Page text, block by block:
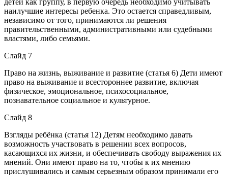
наилучшие интересы ребенка. Это остается справедливым,
независимо от того, принимаются ли решения
правительственными, административными или судебными
властями, либо семьями.
Слайд 7
Право на жизнь, выживание и развитие (статья 6) Дети имеют
право на выживание и всестороннее развитие, включая
физическое, эмоциональное, психосоциальное,
познавательное социальное и культурное.
Слайд 8
Взгляды ребёнка (статья 12) Детям необходимо давать
возможность участвовать в решении всех вопросов,
касающихся их жизни, и обеспечивать свободу выражения их
мнений. Они имеют право на то, чтобы к их мнению
прислушивались и самым серьезным образом принимали его